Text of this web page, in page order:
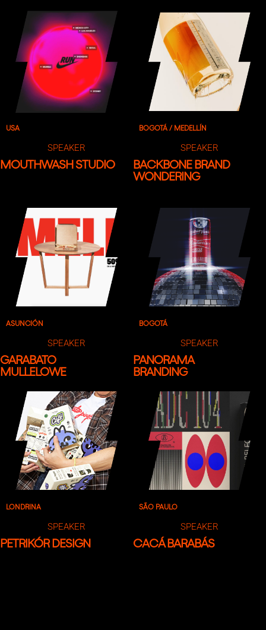
USA
SPEAKER
MOUTHWASH STUDIO
BOGOTÁ / MEDELLÍN
SPEAKER
BACKBONE BRAND
WONDERING
ASUNCIÓN
SPEAKER
GARABATO
MULLELOWE
BOGOTÁ
SPEAKER
PANORAMA
BRANDING
LONDRINA
SPEAKER
PETRIKÓR DESIGN
SÃO PAULO
SPEAKER
CACÁ BARABÁS